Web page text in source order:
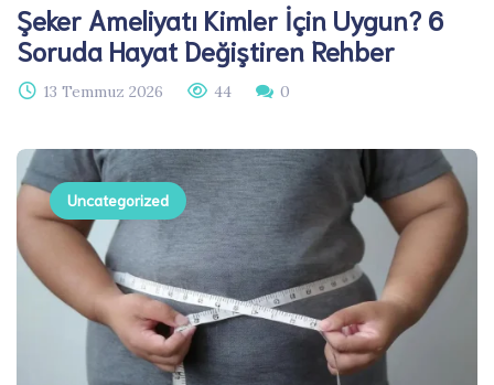
Şeker Ameliyatı Kimler İçin Uygun? 6
Soruda Hayat Değiştiren Rehber
13 Temmuz 2026 44 0
Uncategorized